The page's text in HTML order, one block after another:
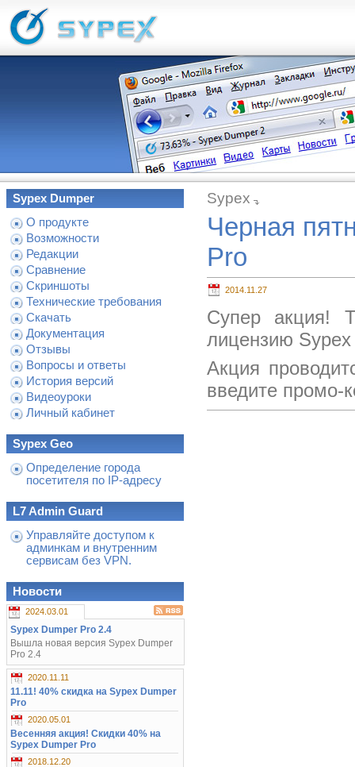
Sypex
Черная
Pro
2014.11.27
Супер акция!
лицензию
Акция
введите промо-
Sypex Dumper
О продукте
Возможности
Редакции
Сравнение
Скриншоты
Технические требования
Скачать
Документация
Отзывы
Вопросы и ответы
История версий
Видеоуроки
Личный кабинет
Sypex Geo
Определение города
посетителя по IP-адресу
L7 Admin Guard
Управляйте доступом к
админкам и внутренним
сервисам без VPN.
Новости
2024.03.01
Sypex Dumper Pro 2.4
Вышла новая версия Sypex Dumper
Pro 2.4
2020.11.11
11.11! 40% скидка на Sypex Dumper
Pro
2020.05.01
Весенняя акция! Скидки 40% на
Sypex Dumper Pro
2018.12.20